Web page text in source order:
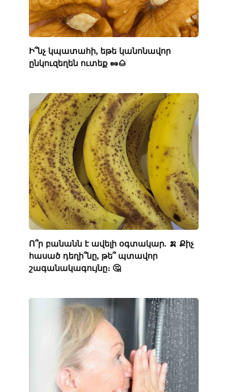
Ի՞նչ կպատահի, եթե կանոնավոր
ընկուզեղեն ուտեք 🥜🌰
Ո՞ր բանանն է ավելի օգտակար. 🍌 Քիչ
հասած դեղի՞նը, թե՞ պտավոր
շագանակագույնը։ 🤔